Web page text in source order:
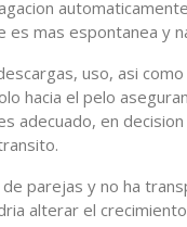
es mas espontanea y
uso, asi­
hacia el pelo
adecuado, en
parejas y no ha
alterar el